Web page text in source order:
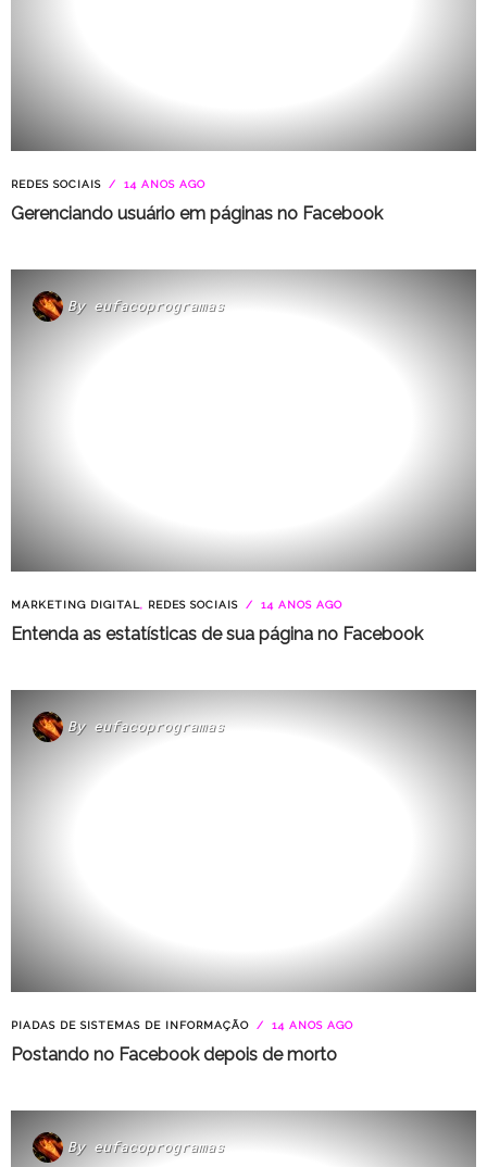
REDES SOCIAIS 14 ANOS AGO
Gerenciando usuário em páginas no Facebook
By eufacoprogramas
MARKETING DIGITAL , REDES SOCIAIS 14 ANOS AGO
Entenda as estatísticas de sua página no Facebook
By eufacoprogramas
PIADAS DE SISTEMAS DE INFORMAÇÃO 14 ANOS AGO
Postando no Facebook depois de morto
By eufacoprogramas